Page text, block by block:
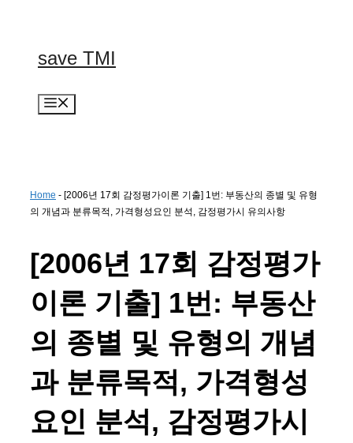
save TMI
Home - [2006년 17회 감정평가이론 기출] 1번: 부동산의 종별 및 유형
의 개념과 분류목적, 가격형성요인 분석, 감정평가시 유의사항
[2006년 17회 감정평가
이론 기출] 1번: 부동산
의 종별 및 유형의 개념
과 분류목적, 가격형성
요인 분석, 감정평가시